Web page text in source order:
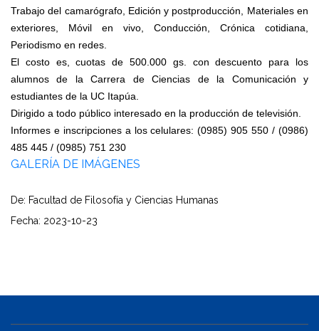
Trabajo del camarógrafo, Edición y postproducción, Materiales en
exteriores, Móvil en vivo, Conducción, Crónica cotidiana,
Periodismo en redes.
El costo es, cuotas de 500.000 gs. con descuento para los
alumnos de la Carrera de Ciencias de la Comunicación y
estudiantes de la UC Itapúa.
Dirigido a todo público interesado en la producción de televisión.
Informes e inscripciones a los celulares: (0985) 905 550 / (0986)
485 445 / (0985) 751 230
GALERÍA DE IMÁGENES
De: Facultad de Filosofía y Ciencias Humanas
Fecha: 2023-10-23